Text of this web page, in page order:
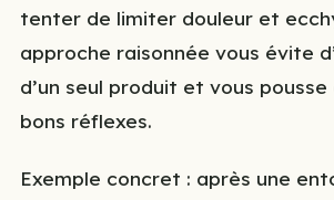
tenter de limiter douleur et
approche raisonnée vous évite
d’un seul produit et vous
bons réflexes.
Exemple concret : après une